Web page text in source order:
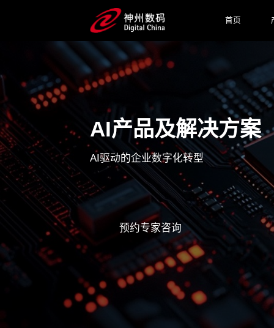
首页
AI产品及解决方案
AI驱动的企业数字化转型
预约专家咨询